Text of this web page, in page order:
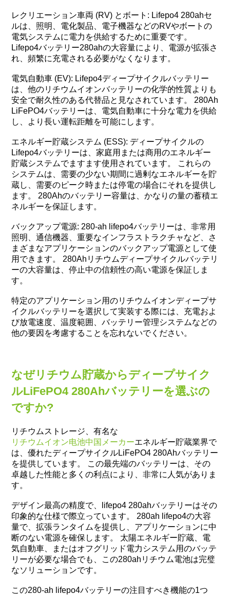
レクリエーション車両 (RV) とボート: Lifepo4 280ahセ
ルは、照明、電化製品、電子機器などのRVやボートの
電気システムに電力を供給するために重要です。
Lifepo4バッテリー280ahの大容量により、電源が拡張さ
れ、頻繁に充電される必要がなくなります。
電気自動車 (EV): Lifepo4ディープサイクルバッテリー
は、他のリチウムイオンバッテリーの化学的性質よりも
安全で耐久性のある代替品と見なされています。 280Ah
LiFePO4バッテリーは、電気自動車に十分な電力を供給
し、より長い運転距離を可能にします。
エネルギー貯蔵システム (ESS): ディープサイクルの
Lifepo4バッテリーは、家庭用または商用のエネルギー
貯蔵システムでますます使用されています。 これらの
システムは、需要の少ない期間に過剰なエネルギーを貯
蔵し、需要のピーク時または停電の場合にそれを提供し
ます。 280Ahのバッテリー容量は、かなりの量の蓄積エ
ネルギーを保証します。
バックアップ電源: 280-ah lifepo4バッテリーは、非常用
照明、通信機器、重要なインフラストラクチャなど、さ
まざまなアプリケーションのバックアップ電源として使
用できます。 280Ahリチウムディープサイクルバッテリ
ーの大容量は、停止中の信頼性の高い電源を保証しま
す。
特定のアプリケーション用のリチウムイオンディープサ
イクルバッテリーを選択して実装する際には、充電およ
び放電速度、温度範囲、バッテリー管理システムなどの
他の要因を考慮することを忘れないでください。
なぜリチウム貯蔵からディープサイク
ルLiFePO4 280Ahバッテリーを選ぶの
ですか?
リチウムストレージ、有名な
リチウムイオン电池中国メーカーエネルギー貯蔵業界で
は、優れたディープサイクルLiFePO4 280Ahバッテリー
を提供しています。 この最先端のバッテリーは、その
卓越した性能と多くの利点により、非常に人気がありま
す。
デザイン最高の精度で、lifepo4 280ahバッテリーはその
印象的な仕様で際立っています。 280ah lifepo4の大容
量で、拡張ランタイムを提供し、アプリケーションに中
断のない電源を確保します。 太陽エネルギー貯蔵、電
気自動車、またはオフグリッド電力システム用のバッテ
リーが必要な場合でも、この280ahリチウム電池は完璧
なソリューションです。
この280-ah lifepo4バッテリーの注目すべき機能の1つ